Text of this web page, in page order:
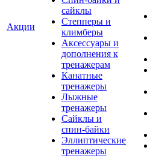
Акции
сайклы
Степперы и
климберы
Аксессуары и
дополнения к
тренажерам
Канатные
тренажеры
Лыжные
тренажеры
Сайклы и
спин-байки
Эллиптические
тренажеры